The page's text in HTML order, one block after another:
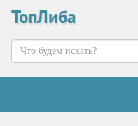
ТопЛиба